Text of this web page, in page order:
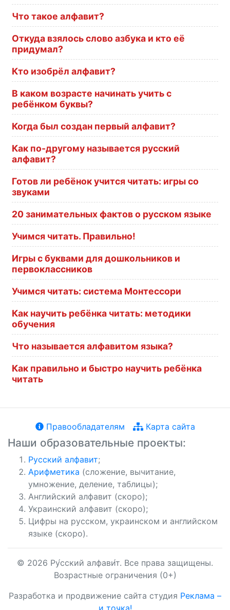
Что такое алфавит?
Откуда взялось слово азбука и кто её
придумал?
Кто изобрёл алфавит?
В каком возрасте начинать учить с
ребёнком буквы?
Когда был создан первый алфавит?
Как по-другому называется русский
алфавит?
Готов ли ребёнок учится читать: игры со
звуками
20 занимательных фактов о русском языке
Учимся читать. Правильно!
Игры с буквами для дошкольников и
первоклассников
Учимся читать: система Монтессори
Как научить ребёнка читать: методики
обучения
Что называется алфавитом языка?
Как правильно и быстро научить ребёнка
читать
Правообладателям Карта сайта
Наши образовательные проекты:
Русский алфавит;
Арифметика (сложение, вычитание,
умножение, деление, таблицы);
Английский алфавит (скоро);
Украинский алфавит (скоро);
Цифры на русском, украинском и английском
языке (скоро).
© 2026 Ру́сский алфави́т. Все права защищены.
Возрастные ограничения (0+)
Разработка и продвижение сайта студия Реклама –
и точка!